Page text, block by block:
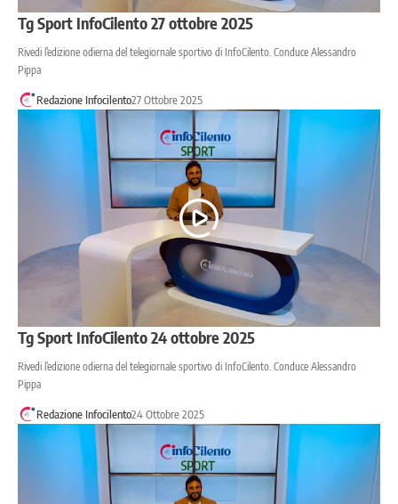
Tg Sport InfoCilento 27 ottobre 2025
Rivedi l’edizione odierna del telegiornale sportivo di InfoCilento. Conduce Alessandro
Pippa
Redazione Infocilento27 Ottobre 2025
Tg Sport InfoCilento 24 ottobre 2025
Rivedi l’edizione odierna del telegiornale sportivo di InfoCilento. Conduce Alessandro
Pippa
Redazione Infocilento24 Ottobre 2025